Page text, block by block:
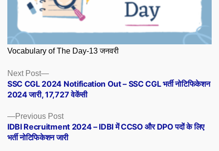
Vocabulary of The Day-13 जनवरी
Posts
navigation
Previous PostPrevious
post:
IDBI Recruitment 2024 – IDBI में CCSO और DPO पदों के लिए
भर्ती नोटिफिकेशन जारी
Next Post
Next
post:
SSC CGL 2024 Notification Out – SSC CGL भर्ती नोटिफिकेशन
2024 जारी, 17,727 वेकेंसी